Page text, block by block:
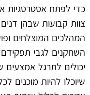
כדי לפתח אסטרטגיות
צוות קבועות שבהן
המהלכים המוצלחים
השחקנים לגבי
יכולים לתרגל
שיוכלו להיות מוכנים